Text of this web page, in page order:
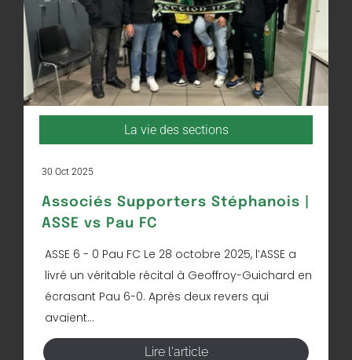
La vie des sections
30 Oct 2025
Associés Supporters Stéphanois |
ASSE vs Pau FC
ASSE 6 - 0 Pau FC Le 28 octobre 2025, l’ASSE a
livré un véritable récital à Geoffroy-Guichard en
écrasant Pau 6-0. Après deux revers qui
avaient...
Lire l'article